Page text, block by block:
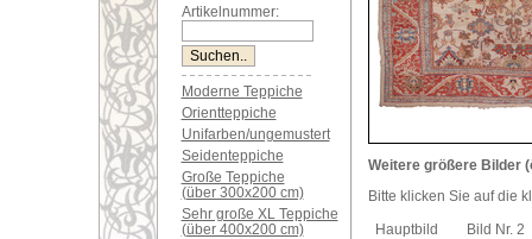
Artikelnummer:
Moderne Teppiche
Orientteppiche
Unifarben/ungemustert
Seidenteppiche
Große Teppiche
(über 300x200 cm)
Sehr große XL Teppiche
(über 400x200 cm)
Weitere größere Bilder
Bitte klicken Sie auf die
Hauptbild
Bild Nr. 2